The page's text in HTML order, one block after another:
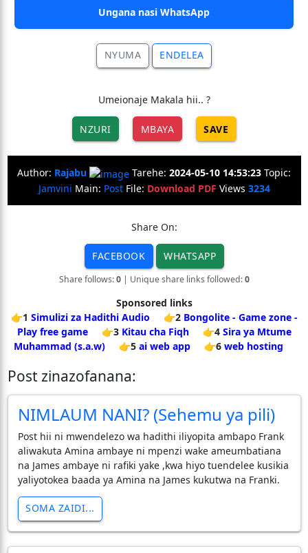
Ungana nasi WhatsApp
NYUMA ENDELEA
Umeionaje Makala hii.. ?
NZURI MBAYA SAVE
Author: Rajabu Tarehe: 2024-05-10 14:53:23 Topic:
Jamvini Main: PostFile: Download PDF Views 3234
Share On:
FACEBOOK WHATSAPP
Share follows:0| Unique share links followed:0
Sponsored links
👉1 Simulizi za Hadithi Audio 👉2 Bongolite - Game zone -
Play free game
👉3 Kitau cha Fiqh 👉4 Sira ya Mtume
Muhammad (s.a.w)
👉5 ai web app 👉6 web hosting
Post zinazofanana:
NIMLAUM NANI? (Sehemu ya pili)
Post hii ni mwendelezo wa hadithi iliyopita ambapo Frank
aliwakuta Amina ambaye ni mpenzi wake ameumbatiana
na James ambaye ni rafiki yake ,kwa hiyo tuendelee kusikia
yaliyotokea baada ya Amina na James kukutwa na Franki.
SOMA ZAIDI...